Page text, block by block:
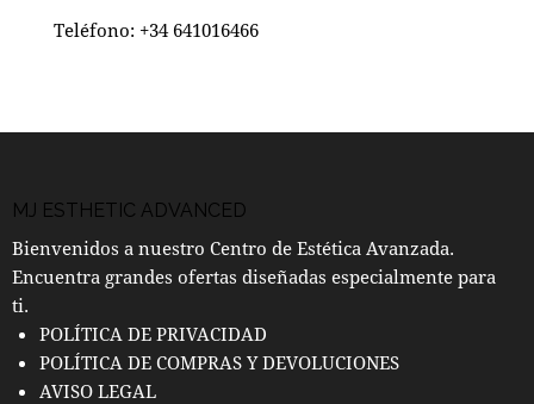
Teléfono: +34 641016466
MJ ESTHETIC ADVANCED
Bienvenidos a nuestro Centro de Estética Avanzada.
Encuentra grandes ofertas diseñadas especialmente para
ti.
POLÍTICA DE PRIVACIDAD
POLÍTICA DE COMPRAS Y DEVOLUCIONES
AVISO LEGAL